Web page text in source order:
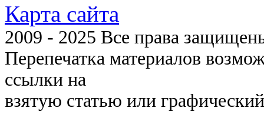
Карта сайта
2009 - 2025 Все права
Перепечатка материалов
ссылки на
взятую статью или